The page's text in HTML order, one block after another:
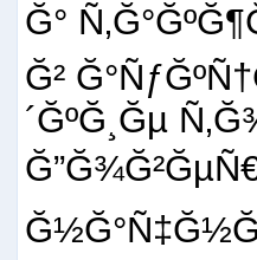
Ğ°
Ğ²
´ĞºĞ¸Ğµ